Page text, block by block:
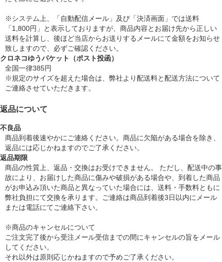
※システム上、「自動配信メール」及び「決済画面」では送料
「1,800円」と表示しておりますが、商品内容とお届け先から正しい
送料を計算し、後ほど当店からお送りするメールにて金額をお知らせ
致しますので、必ずご確認ください。
クロネコゆうパケット（ポスト投函）
全国一律385円
※規定のサイズを超えた場合は、弊社より配送料と配送方法について
ご連絡させていただきます。
返品について
不良品
商品到着後速やかにご連絡ください。商品に欠陥がある場合を除き、
返品には応じかねますのでご了承ください。
返品期限
商品の性質上、返品・交換はお受けできません。 ただし、配送中の事
故により、お届けした商品に傷みや破損がある場合や、到着した商品
がお申込み頂いた商品と異なっていた場合には、送料・手数料ともに
弊社負担にて交換を承ります。ご連絡は商品到着後3日以内にメール
または電話にてご連絡下さい。
※商品のキャンセルについて
ご注文完了後から受注メール受信までの間にキャンセルの旨をメール
してください。
それ以外は原則応じかねますので予めご了承ください。